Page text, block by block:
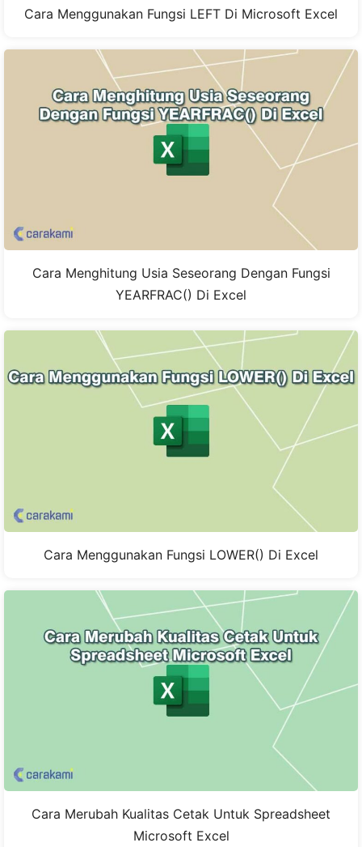
Cara Menggunakan Fungsi LEFT Di Microsoft Excel
Cara Menghitung Usia Seseorang Dengan Fungsi
YEARFRAC() Di Excel
Cara Menggunakan Fungsi LOWER() Di Excel
Cara Merubah Kualitas Cetak Untuk Spreadsheet
Microsoft Excel